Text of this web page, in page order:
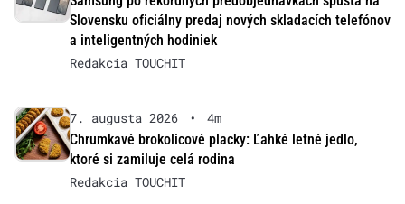
Slovensku oficiálny predaj nových skladacích telefónov
a inteligentných hodiniek
Redakcia TOUCHIT
7. augusta 2026 •
4m
Chrumkavé brokolicové placky: Ľahké letné jedlo,
ktoré si zamiluje celá rodina
Redakcia TOUCHIT